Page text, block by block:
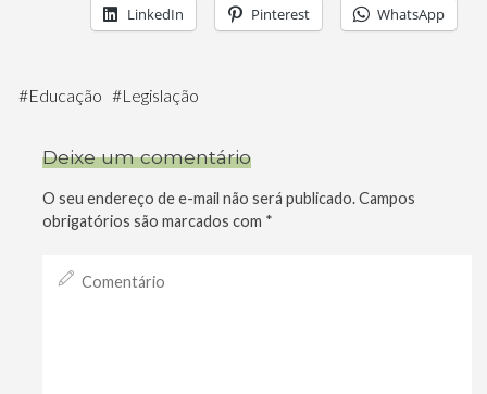
LinkedIn Pinterest WhatsApp
#Educação #Legislação
Deixe um comentário
O seu endereço de e-mail não será publicado.Campos
obrigatórios são marcados com *